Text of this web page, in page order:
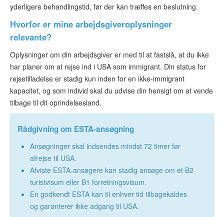
yderligere behandlingstid, før der kan træffes en beslutning.
Hvorfor er mine arbejdsgiveroplysninger
relevante?
Oplysninger om din arbejdsgiver er med til at fastslå, at du ikke
har planer om at rejse ind i USA som immigrant. Din status for
rejsetilladelse er stadig kun inden for en ikke-immigrant
kapacitet, og som individ skal du udvise din hensigt om at vende
tilbage til dit oprindelsesland.
Rådgivning om ESTA-ansøgning
Ansøgninger skal indsendes mindst 72 timer før
afrejse til USA.
Afviste ESTA-ansøgere kan stadig ansøge om et B2
turistvisum eller B1 forretningsvisum.
En godkendt ESTA kan til enhver tid tilbagekaldes
og garanterer ikke adgang til USA.